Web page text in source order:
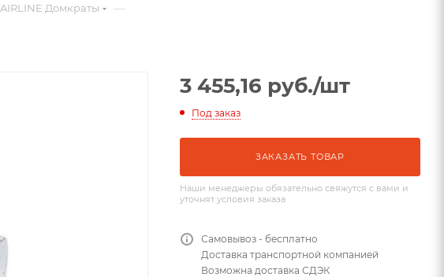
AIRLINE Домкраты —
3 455,16 руб./шт
Под заказ
ЗАКАЗАТЬ ТОВАР
Наши менеджеры обязательно свяжутся с вами и
уточнят условия заказа
Самовывоз - бесплатно
Доставка транспортной компанией
Возможна доставка СДЭК